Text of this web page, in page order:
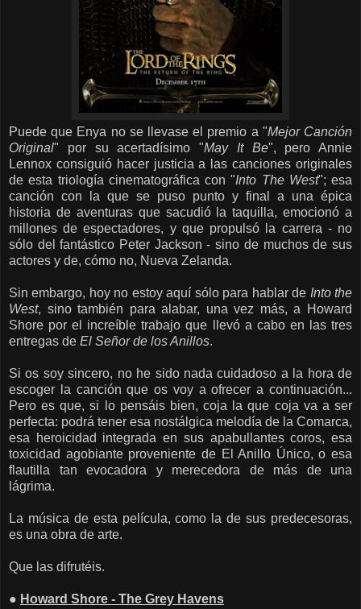
Puede que Enya no se llevase el premio a "Mejor Canción
Original" por su acertadísimo "May It Be", pero Annie
Lennox consiguió hacer justicia a las canciones originales
de esta triología cinematográfica con "Into The West"; esa
canción con la que se puso punto y final a una épica
historia de aventuras que sacudió la taquilla, emocionó a
millones de espectadores, y que propulsó la carrera - no
sólo del fantástico Peter Jackson - sino de muchos de sus
actores y de, cómo no, Nueva Zelanda.
Sin embargo, hoy no estoy aquí sólo para hablar de Into the
West, sino también para alabar, una vez más, a Howard
Shore por el increíble trabajo que llevó a cabo en las tres
entregas de El Señor de los Anillos.
Si os soy sincero, no he sido nada cuidadoso a la hora de
escoger la canción que os voy a ofrecer a continuación...
Pero es que, si lo pensáis bien, coja la que coja va a ser
perfecta: podrá tener esa nostálgica melodía de la Comarca,
esa heroicidad integrada en sus apabullantes coros, esa
toxicidad agobiante proveniente de El Anillo Único, o esa
flautilla tan evocadora y merecedora de más de una
lágrima.
La música de esta película, como la de sus predecesoras,
es una obra de arte.
Que las difrutéis.
● Howard Shore - The Grey Havens